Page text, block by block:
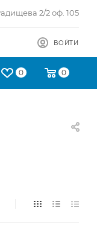
2/2 оф. 105
ВОЙТИ
0 0